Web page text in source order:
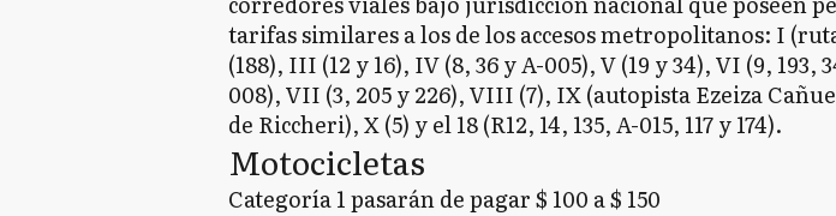
tarifas similares a los de los accesos metropolitanos: I
(188), III (12 y 16), IV (8, 36 y A-005), V (19 y 34), VI (9, 193,
008), VII (3, 205 y 226), VIII (7), IX (autopista Ezeiza
de Riccheri), X (5) y el 18 (R12, 14, 135, A-015, 117 y 174).
Motocicletas
Categoría 1 pasarán de pagar $ 100 a $ 150